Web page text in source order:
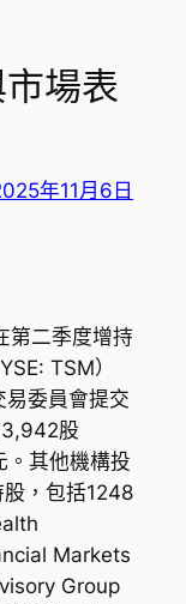
場表
年11月6日
二季度增持
TSM）
委員會提交
3,942股
其他機構投
，包括1248
Markets
Group